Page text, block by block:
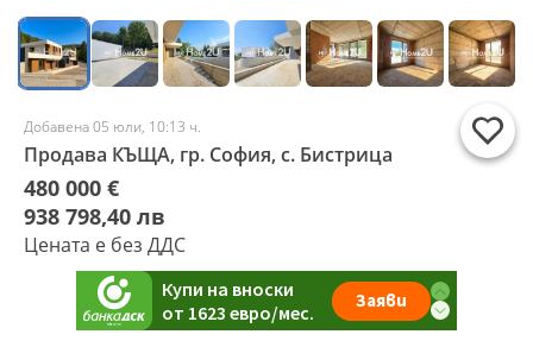
Добавена 05 юли, 10:13 ч.
Продава КЪЩА, гр. София, с. Бистрица
480 000 €
938 798,40 лв
Цената е без ДДС